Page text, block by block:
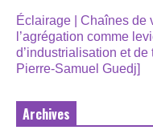
Éclairage | Chaînes de
l’agrégation comme
d’industrialisation et
Pierre-Samuel Guedj]
Archives